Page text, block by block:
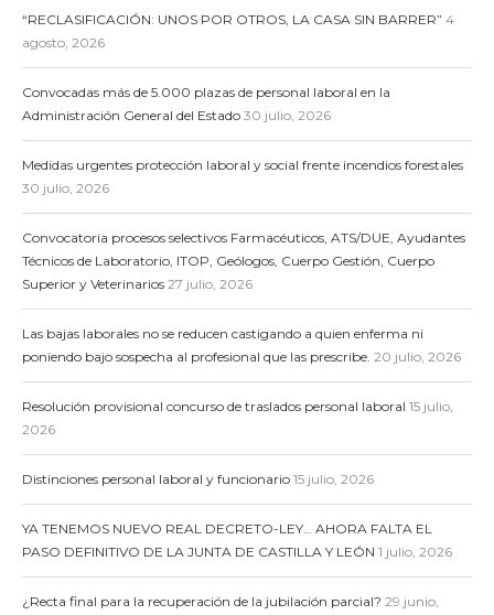
“RECLASIFICACIÓN: UNOS POR OTROS, LA CASA SIN BARRER” 4
agosto, 2026
Convocadas más de 5.000 plazas de personal laboral en la
Administración General del Estado 30 julio, 2026
Medidas urgentes protección laboral y social frente incendios forestales
30 julio, 2026
Convocatoria procesos selectivos Farmacéuticos, ATS/DUE, Ayudantes
Técnicos de Laboratorio, ITOP, Geólogos, Cuerpo Gestión, Cuerpo
Superior y Veterinarios 27 julio, 2026
Las bajas laborales no se reducen castigando a quien enferma ni
poniendo bajo sospecha al profesional que las prescribe. 20 julio, 2026
Resolución provisional concurso de traslados personal laboral 15 julio,
2026
Distinciones personal laboral y funcionario 15 julio, 2026
YA TENEMOS NUEVO REAL DECRETO-LEY… AHORA FALTA EL
PASO DEFINITIVO DE LA JUNTA DE CASTILLA Y LEÓN 1 julio, 2026
¿Recta final para la recuperación de la jubilación parcial? 29 junio,